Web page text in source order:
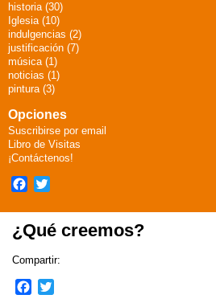
historia (30)
Iglesia (10)
indulgencias (2)
justificación (7)
música (1)
noticias (1)
pintura (3)
Opciones
Suscribirse por email
Libro de Visitas
¡Contáctenos!
Facebook
¿Qué creemos?
Compartir: